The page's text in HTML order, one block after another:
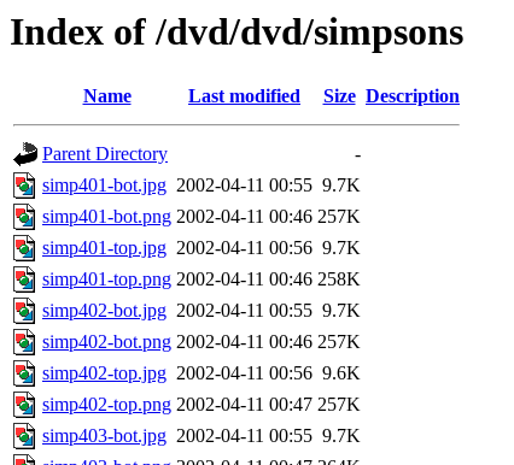
Index of /dvd/dvd/simpsons
Name Last modified Size Description
Parent Directory
-
simp401-bot.jpg 2002-04-11 00:55 9.7K
simp401-bot.png 2002-04-11 00:46 257K
simp401-top.jpg 2002-04-11 00:56 9.7K
simp401-top.png 2002-04-11 00:46 258K
simp402-bot.jpg 2002-04-11 00:55 9.7K
simp402-bot.png 2002-04-11 00:46 257K
simp402-top.jpg 2002-04-11 00:56 9.6K
simp402-top.png 2002-04-11 00:47 257K
simp403-bot.jpg 2002-04-11 00:55 9.7K